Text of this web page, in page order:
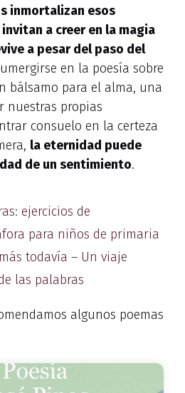
inmortalizan esos
a creer en la magia
a pesar del paso del
en la poesía sobre
bálsamo para el alma, una
nuestras propias
consuelo en la certeza
la eternidad puede
de un sentimiento.
ejercicios de
para niños de primaria
todavía – Un viaje
las palabras
algunos poemas